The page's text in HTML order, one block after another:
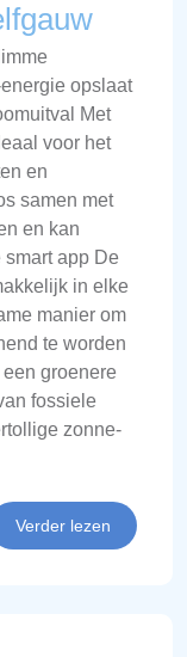
opslaat
Met
voor het
en
samen met
en kan
app De
in elke
manier om
te worden
groenere
fossiele
zonne-
Verder lezen